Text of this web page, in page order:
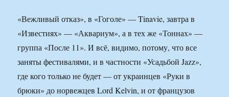
«Вежливый отказ», в «Гоголе» — Tinavie, завтра в
«Известиях» — «Аквариум», а в тех же «Тоннах» —
группа «После 11». И всё, видимо, потому, что все
заняты фестивалями, и в частности «Усадьбой Jazz»,
где кого только не будет — от украинцев «Руки в
брюки» до норвежцев Lord Kelvin, и от французов